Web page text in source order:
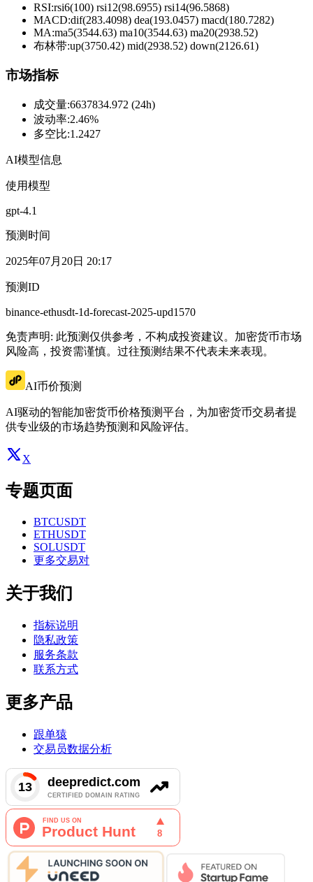
RSI:rsi6(100) rsi12(98.6955) rsi14(96.5868)
MACD:dif(283.4098) dea(193.0457) macd(180.7282)
MA:ma5(3544.63) ma10(3544.63) ma20(2938.52)
布林带:up(3750.42) mid(2938.52) down(2126.61)
市场指标
成交量:6637834.972 (24h)
波动率:2.46%
多空比:1.2427
AI模型信息
使用模型
gpt-4.1
预测时间
2025年07月20日 20:17
预测ID
binance-ethusdt-1d-forecast-2025-upd1570
免责声明: 此预测仅供参考，不构成投资建议。加密货币市场
风险高，投资需谨慎。过往预测结果不代表未来表现。
AI币价预测
AI驱动的智能加密货币价格预测平台，为加密货币交易者提
供专业级的市场趋势预测和风险评估。
X
专题页面
BTCUSDT
ETHUSDT
SOLUSDT
更多交易对
关于我们
指标说明
隐私政策
服务条款
联系方式
更多产品
跟单猿
交易员数据分析